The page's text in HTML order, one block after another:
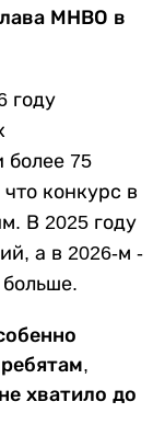
МНВО в
году
более 75
конкурс в
В 2025 году
а в 2026-м -
хватило до